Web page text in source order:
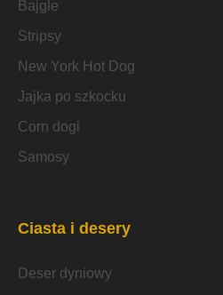
Bajgle
Stripsy
New York Hot Dog
Jajka po szkocku
Corn dogi
Samosy
Ciasta i desery
Deser dyniowy